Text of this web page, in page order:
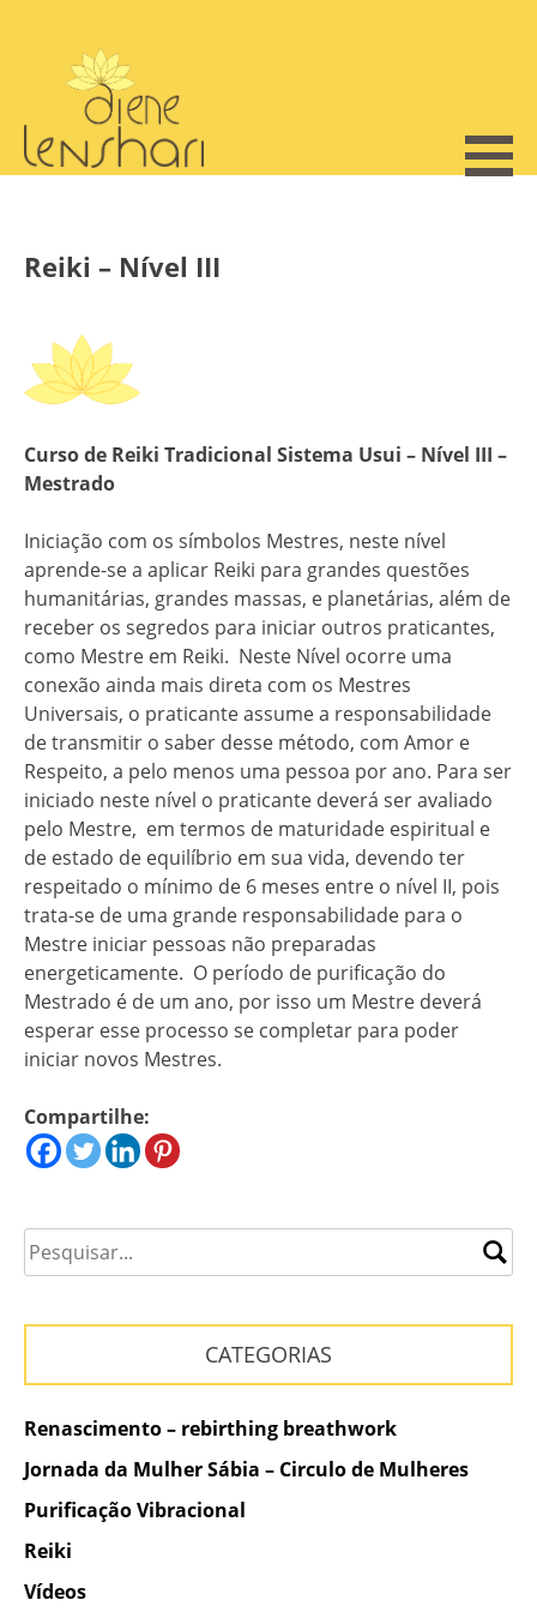
content
Reiki – Nível III
Curso de Reiki Tradicional Sistema Usui – Nível III –
Mestrado
Iniciação com os símbolos Mestres, neste nível
aprende-se a aplicar Reiki para grandes questões
humanitárias, grandes massas, e planetárias, além de
receber os segredos para iniciar outros praticantes,
como Mestre em Reiki. Neste Nível ocorre uma
conexão ainda mais direta com os Mestres
Universais, o praticante assume a responsabilidade
de transmitir o saber desse método, com Amor e
Respeito, a pelo menos uma pessoa por ano. Para ser
iniciado neste nível o praticante deverá ser avaliado
pelo Mestre, em termos de maturidade espiritual e
de estado de equilíbrio em sua vida, devendo ter
respeitado o mínimo de 6 meses entre o nível II, pois
trata-se de uma grande responsabilidade para o
Mestre iniciar pessoas não preparadas
energeticamente. O período de purificação do
Mestrado é de um ano, por isso um Mestre deverá
esperar esse processo se completar para poder
iniciar novos Mestres.
Compartilhe:
CATEGORIAS
Renascimento – rebirthing breathwork
Jornada da Mulher Sábia – Circulo de Mulheres
Purificação Vibracional
Reiki
Vídeos